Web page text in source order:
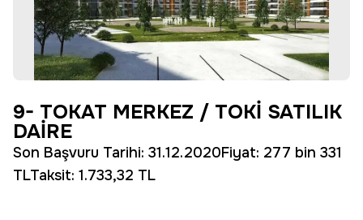
9- TOKAT MERKEZ / TOKİ SATILIK
DAİRE
Son Başvuru Tarihi: 31.12.2020Fiyat: 277 bin 331
TLTaksit: 1.733,32 TL